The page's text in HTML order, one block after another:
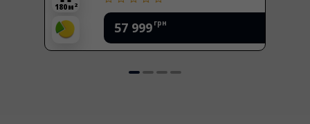
57 999 грн
180 м 2